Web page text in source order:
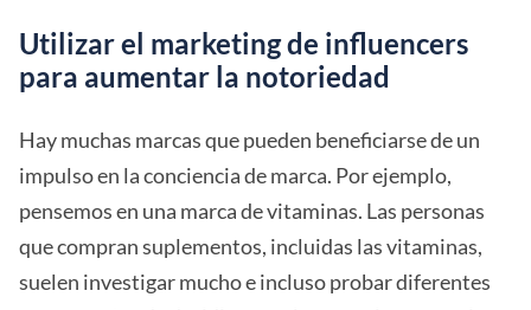
Utilizar el marketing de influencers
para aumentar la notoriedad
Hay muchas marcas que pueden beneficiarse de un
impulso en la conciencia de marca. Por ejemplo,
pensemos en una marca de vitaminas. Las personas
que compran suplementos, incluidas las vitaminas,
suelen investigar mucho e incluso probar diferentes